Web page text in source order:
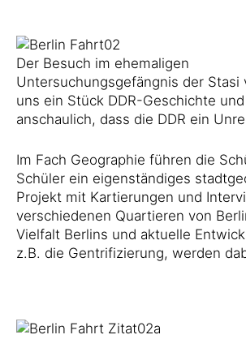
Der Besuch im ehemaligen
Untersuchungsgefängnis der Stasi
uns ein Stück DDR-Geschichte
anschaulich, dass die DDR ein
Im Fach Geographie führen die
Schüler ein eigenständiges
Projekt mit Kartierungen und
verschiedenen Quartieren von
Vielfalt Berlins und aktuelle
z.B. die Gentrifizierung, werden